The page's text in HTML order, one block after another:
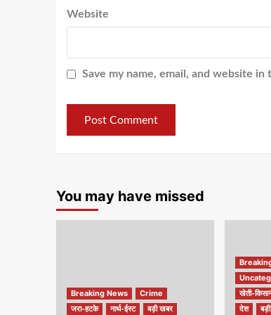
Website
Save my name, email, and website
You may have missed
Breaking News
Crime
जरा-हटके
नार्थ-ईस्ट बड़ी खबर
खेती-
देश